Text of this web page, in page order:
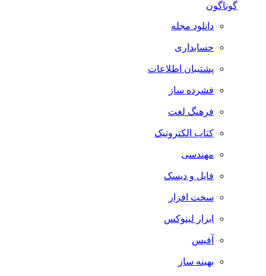
گوناگون
دانلود مجله
حسابداری
پشتیبان اطلاعات
فشرده ساز
فرهنگ لغت
کتاب الکترونیک
مهندسی
فایل و دیسک
سخت افزار
ابزار لینوکس
آفیس
بهینه ساز